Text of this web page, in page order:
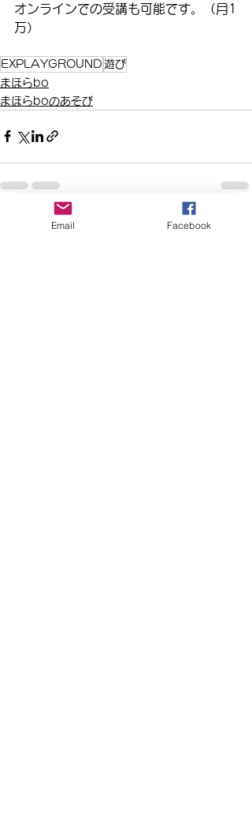
オンラインでの受講も可能です。（月1
万）
EXPLAYGROUND 遊び
まほらbo
まほらboのあそび
最新記事 すべて表示
Email Facebook